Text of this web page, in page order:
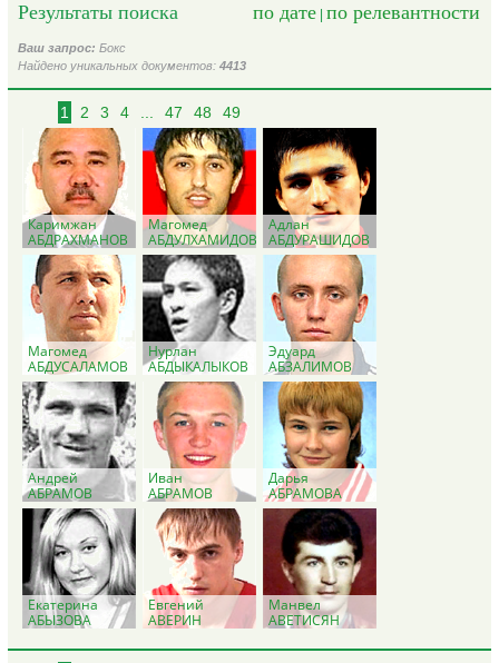
Результаты поиска по дате по релевантности
Ваш запрос: Бокс
Найдено уникальных документов: 4413
1 2 3 4 ... 47 48 49
Каримжан
АБДРАХМАНОВ
Магомед
АБДУЛХАМИДОВ
Адлан
АБДУРАШИДОВ
Магомед
АБДУСАЛАМОВ
Нурлан
АБДЫКАЛЫКОВ
Эдуард
АБЗАЛИМОВ
Андрей
АБРАМОВ
Иван
АБРАМОВ
Дарья
АБРАМОВА
Екатерина
АБЫЗОВА
Евгений
АВЕРИН
Манвел
АВЕТИСЯН